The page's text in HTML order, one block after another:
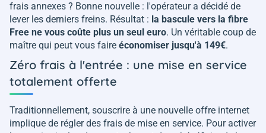
frais annexes ? Bonne nouvelle : l'opérateur a décidé de
lever les derniers freins. Résultat : la bascule vers la fibre
Free ne vous coûte plus un seul euro. Un véritable coup de
maître qui peut vous faire économiser jusqu'à 149€.
Zéro frais à l'entrée : une mise en service
totalement offerte
Traditionnellement, souscrire à une nouvelle offre internet
implique de régler des frais de mise en service. Pour activer